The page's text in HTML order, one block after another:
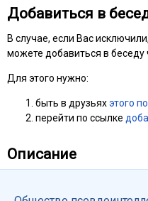
Добавиться в
В случае, если Вас
можете добавиться в
Для этого нужно:
быть в друзьяхэтого
перейти по ссылке
Описание